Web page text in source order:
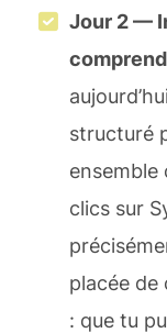
Jour 2 —
structuré
ensemble
clics sur
placée de
: que tu